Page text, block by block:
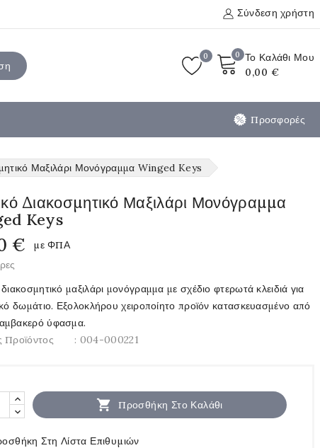
Σύνδεση χρήστη
0 Το Καλάθι Μου
0,00 €
0
Προσφορές
Μαξιλάρι Μονόγραμμα Winged Keys
Διακοσμητικό Μαξιλάρι Μονόγραμμα
Keys
€
με ΦΠΑ
μαξιλάρι μονόγραμμα με σχέδιο φτερωτά κλειδιά για
δωμάτιο. Εξολοκλήρου χειροποίητο προϊόν κατασκευασμένο από
ύφασμα.
Προϊόντος
: 004-000221
 Προσθήκη Στο Καλάθι
Στη Λίστα Επιθυμιών